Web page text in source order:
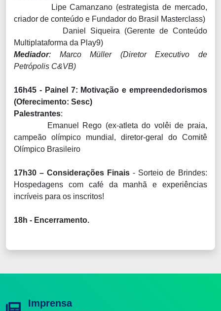
Lipe Camanzano (estrategista de mercado,
criador de conteúdo e Fundador do Brasil Masterclass)
Daniel Siqueira (Gerente de Conteúdo
Multiplataforma da Play9)
Mediador: Marco Müller (Diretor Executivo de
Petrópolis C&VB)
16h45 - Painel 7: Motivação e empreendedorismos
(Oferecimento: Sesc)
Palestrantes:
Emanuel Rego (ex-atleta do volêi de praia,
campeão olímpico mundial, diretor-geral do Comitê
Olímpico Brasileiro
17h30 – Considerações Finais - Sorteio de Brindes:
Hospedagens com café da manhã e experiências
incríveis para os inscritos!
18h - Encerramento.
Imprensa